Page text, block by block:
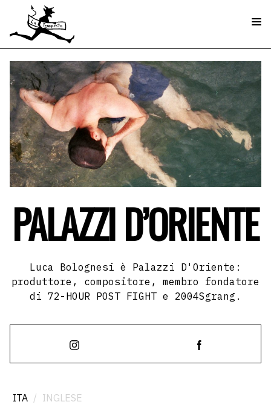
PALAZZI D’ORIENTE
Luca Bolognesi è Palazzi D'Oriente:
produttore, compositore, membro fondatore
di 72-HOUR POST FIGHT e 2004Sgrang.
ITA / INGLESE